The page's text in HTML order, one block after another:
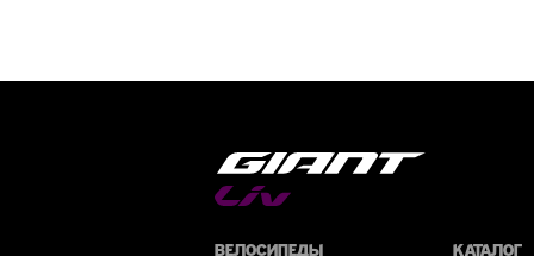
Велосипеды Каталог